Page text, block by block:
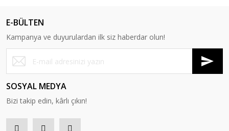
E-BÜLTEN
Kampanya ve duyurulardan ilk siz haberdar olun!
SOSYAL MEDYA
Bizi takip edin, kârlı çıkın!